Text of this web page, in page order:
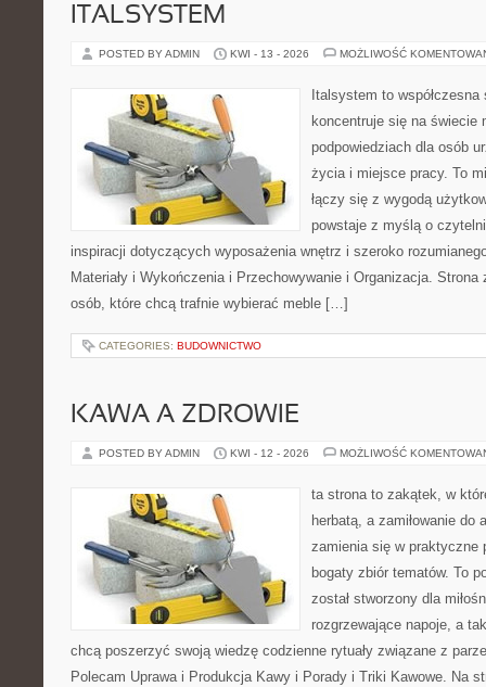
ITALSYSTEM
POSTED BY ADMIN KWI - 13 - 2026 MOŻLIWOŚĆ
Italsystem to
koncentruje się na świecie
podpowiedziach dla osób
życia i miejsce pracy. To
łączy się z wygodą
powstaje z myślą o
inspiracji dotyczących wyposażenia wnętrz i szeroko
Materiały i Wykończenia i Przechowywanie i Organizacja. Strona
osób, które chcą trafnie wybierać meble […]
CATEGORIES: BUDOWNICTWO
KAWA A ZDROWIE
POSTED BY ADMIN KWI - 12 - 2026 MOŻLIWOŚĆ
ta strona to zakątek, w
herbatą, a zamiłowanie do
zamienia się w praktyczne
bogaty zbiór tematów. To
został stworzony dla
rozgrzewające napoje, a
chcą poszerzyć swoją wiedzę codzienne rytuały związane z
Polecam Uprawa i Produkcja Kawy i Porady i Triki Kawowe. Na